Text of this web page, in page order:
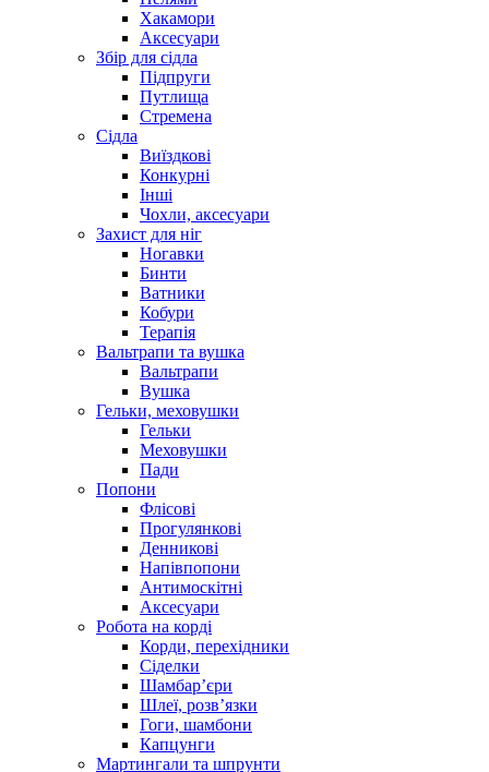
Хакамори
Аксесуари
Збір для сідла
Підпруги
Путлища
Стремена
Сідла
Виїздкові
Конкурні
Інші
Чохли, аксесуари
Захист для ніг
Ногавки
Бинти
Ватники
Кобури
Терапія
Вальтрапи та вушка
Вальтрапи
Вушка
Гельки, меховушки
Гельки
Меховушки
Пади
Попони
Флісові
Прогулянкові
Денникові
Напівпопони
Антимоскітні
Аксесуари
Робота на корді
Корди, перехідники
Сіделки
Шамбар’єри
Шлеї, розв’язки
Гоги, шамбони
Капцунги
Мартингали та шпрунти